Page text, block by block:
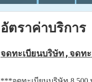
อัตราค่าบริการ
จดทะเบียนบริษัท,จดท